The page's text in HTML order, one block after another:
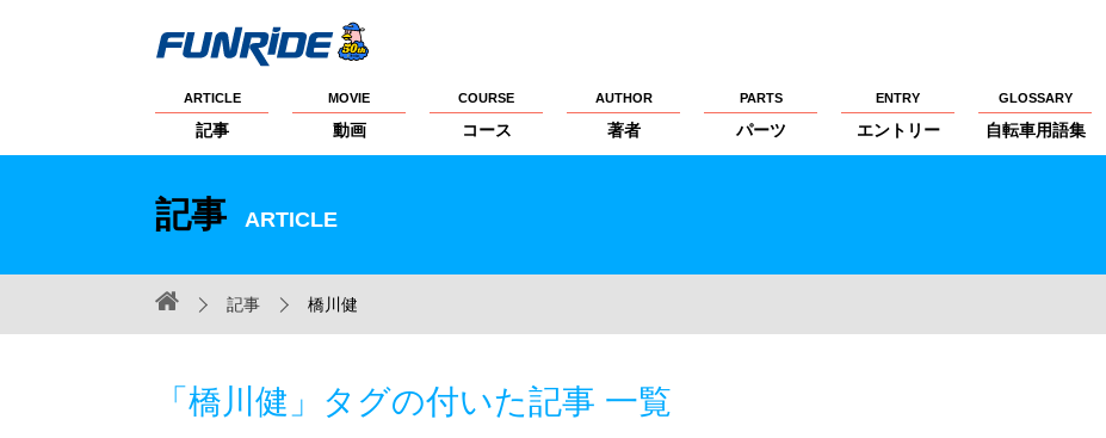
ARTICLE
記事
MOVIE
動画
COURSE
コース
AUTHOR
著者
PARTS
パーツ
ENTRY
エントリー
GLOSSARY
自転車用語集
記事 ARTICLE
記事 橋川健
「橋川健」タグの付いた記事 一覧